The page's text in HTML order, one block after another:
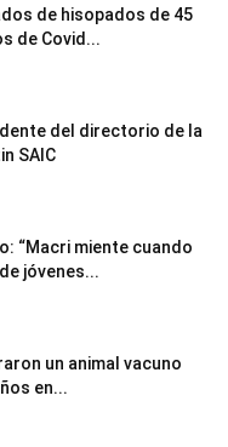
de hisopados de 45
de Covid...
del directorio de la
SAIC
“Macri miente cuando
jóvenes...
un animal vacuno
en...